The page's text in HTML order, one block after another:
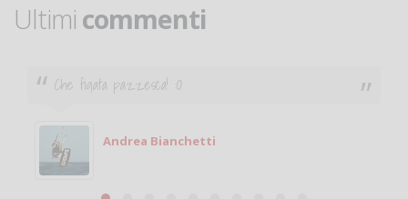
Ultimi commenti
Ciao. Sono a Treviglio da poco e vorrei tornare a
giocare. Se sei in zona e puoi giocare fammi sapere.
Michele
Michele Miglionico